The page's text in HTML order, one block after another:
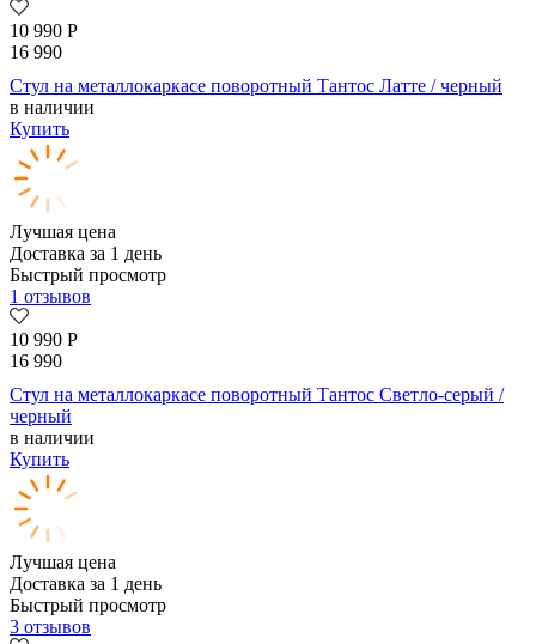
10 990 Р
16 990
Стул на металлокаркасе поворотный Тантос Латте / черный
в наличии
Купить
Лучшая цена
Доставка за 1 день
Быстрый просмотр
1 отзывов
10 990 Р
16 990
Стул на металлокаркасе поворотный Тантос Светло-серый /
черный
в наличии
Купить
Лучшая цена
Доставка за 1 день
Быстрый просмотр
3 отзывов